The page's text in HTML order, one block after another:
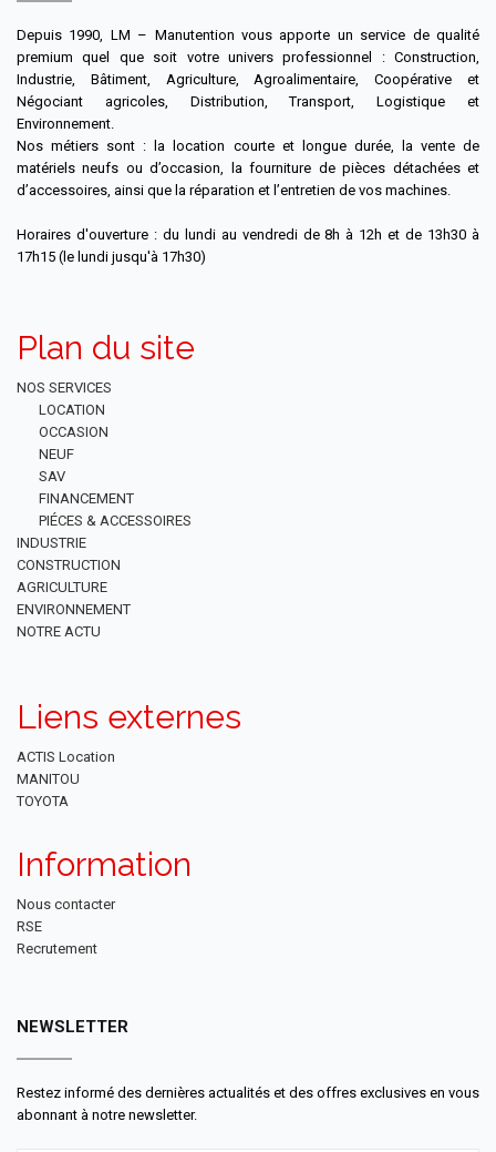
Depuis 1990, LM – Manutention vous apporte un service de qualité
premium quel que soit votre univers professionnel : Construction,
Industrie, Bâtiment, Agriculture, Agroalimentaire, Coopérative et
Négociant agricoles, Distribution, Transport, Logistique et
Environnement.
Nos métiers sont : la location courte et longue durée, la vente de
matériels neufs ou d’occasion, la fourniture de pièces détachées et
d’accessoires, ainsi que la réparation et l’entretien de vos machines.
Horaires d'ouverture : du lundi au vendredi de 8h à 12h et de 13h30 à
17h15 (le lundi jusqu'à 17h30)
Plan du site
NOS SERVICES
LOCATION
OCCASION
NEUF
SAV
FINANCEMENT
PIÉCES & ACCESSOIRES
INDUSTRIE
CONSTRUCTION
AGRICULTURE
ENVIRONNEMENT
NOTRE ACTU
Liens externes
ACTIS Location
MANITOU
TOYOTA
Information
Nous contacter
RSE
Recrutement
NEWSLETTER
Restez informé des dernières actualités et des offres exclusives en vous
abonnant à notre newsletter.